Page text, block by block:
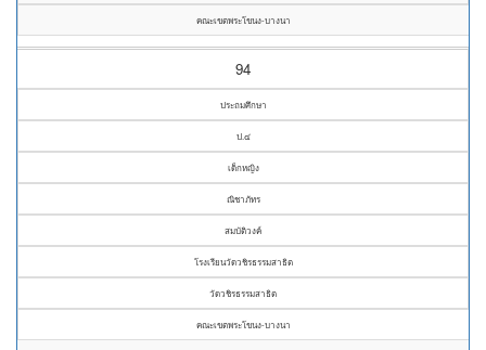
คณะเขตพระโขนง-บางนา
94
ประถมศึกษา
ป.๔
เด็กหญิง
ณิชาภัทร
สมบัติวงค์
โรงเรียนวัดวชิรธรรมสาธิต
วัดวชิรธรรมสาธิต
คณะเขตพระโขนง-บางนา